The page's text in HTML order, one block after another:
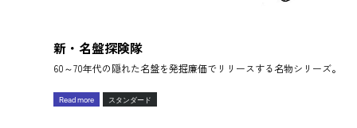
新・名盤探険隊
60～70年代の隠れた名盤を発掘廉価でリリースする名物シリーズ。
Read more スタンダード